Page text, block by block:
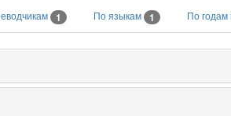
1 По языкам 1 По годам